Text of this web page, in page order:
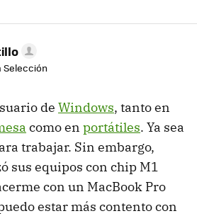
Selección
de Windows, tanto en
como en portátiles. Ya sea
trabajar. Sin embargo,
sus equipos con chip M1
con un MacBook Pro
estar más contento con